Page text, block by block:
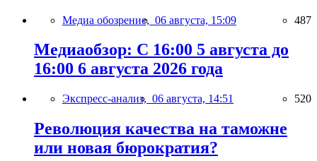
Медиа обозрение, 06 августа, 15:09 487
Медиаобзор: С 16:00 5 августа до
16:00 6 августа 2026 года
Экспресс-анализ, 06 августа, 14:51 520
Революция качества на таможне
или новая бюрократия?